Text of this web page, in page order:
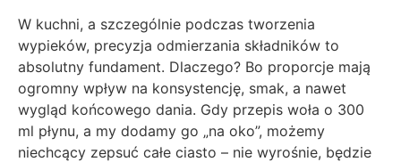
W kuchni, a szczególnie podczas tworzenia
wypieków, precyzja odmierzania składników to
absolutny fundament. Dlaczego? Bo proporcje mają
ogromny wpływ na konsystencję, smak, a nawet
wygląd końcowego dania. Gdy przepis woła o 300
ml płynu, a my dodamy go „na oko”, możemy
niechcący zepsuć całe ciasto – nie wyrośnie, będzie